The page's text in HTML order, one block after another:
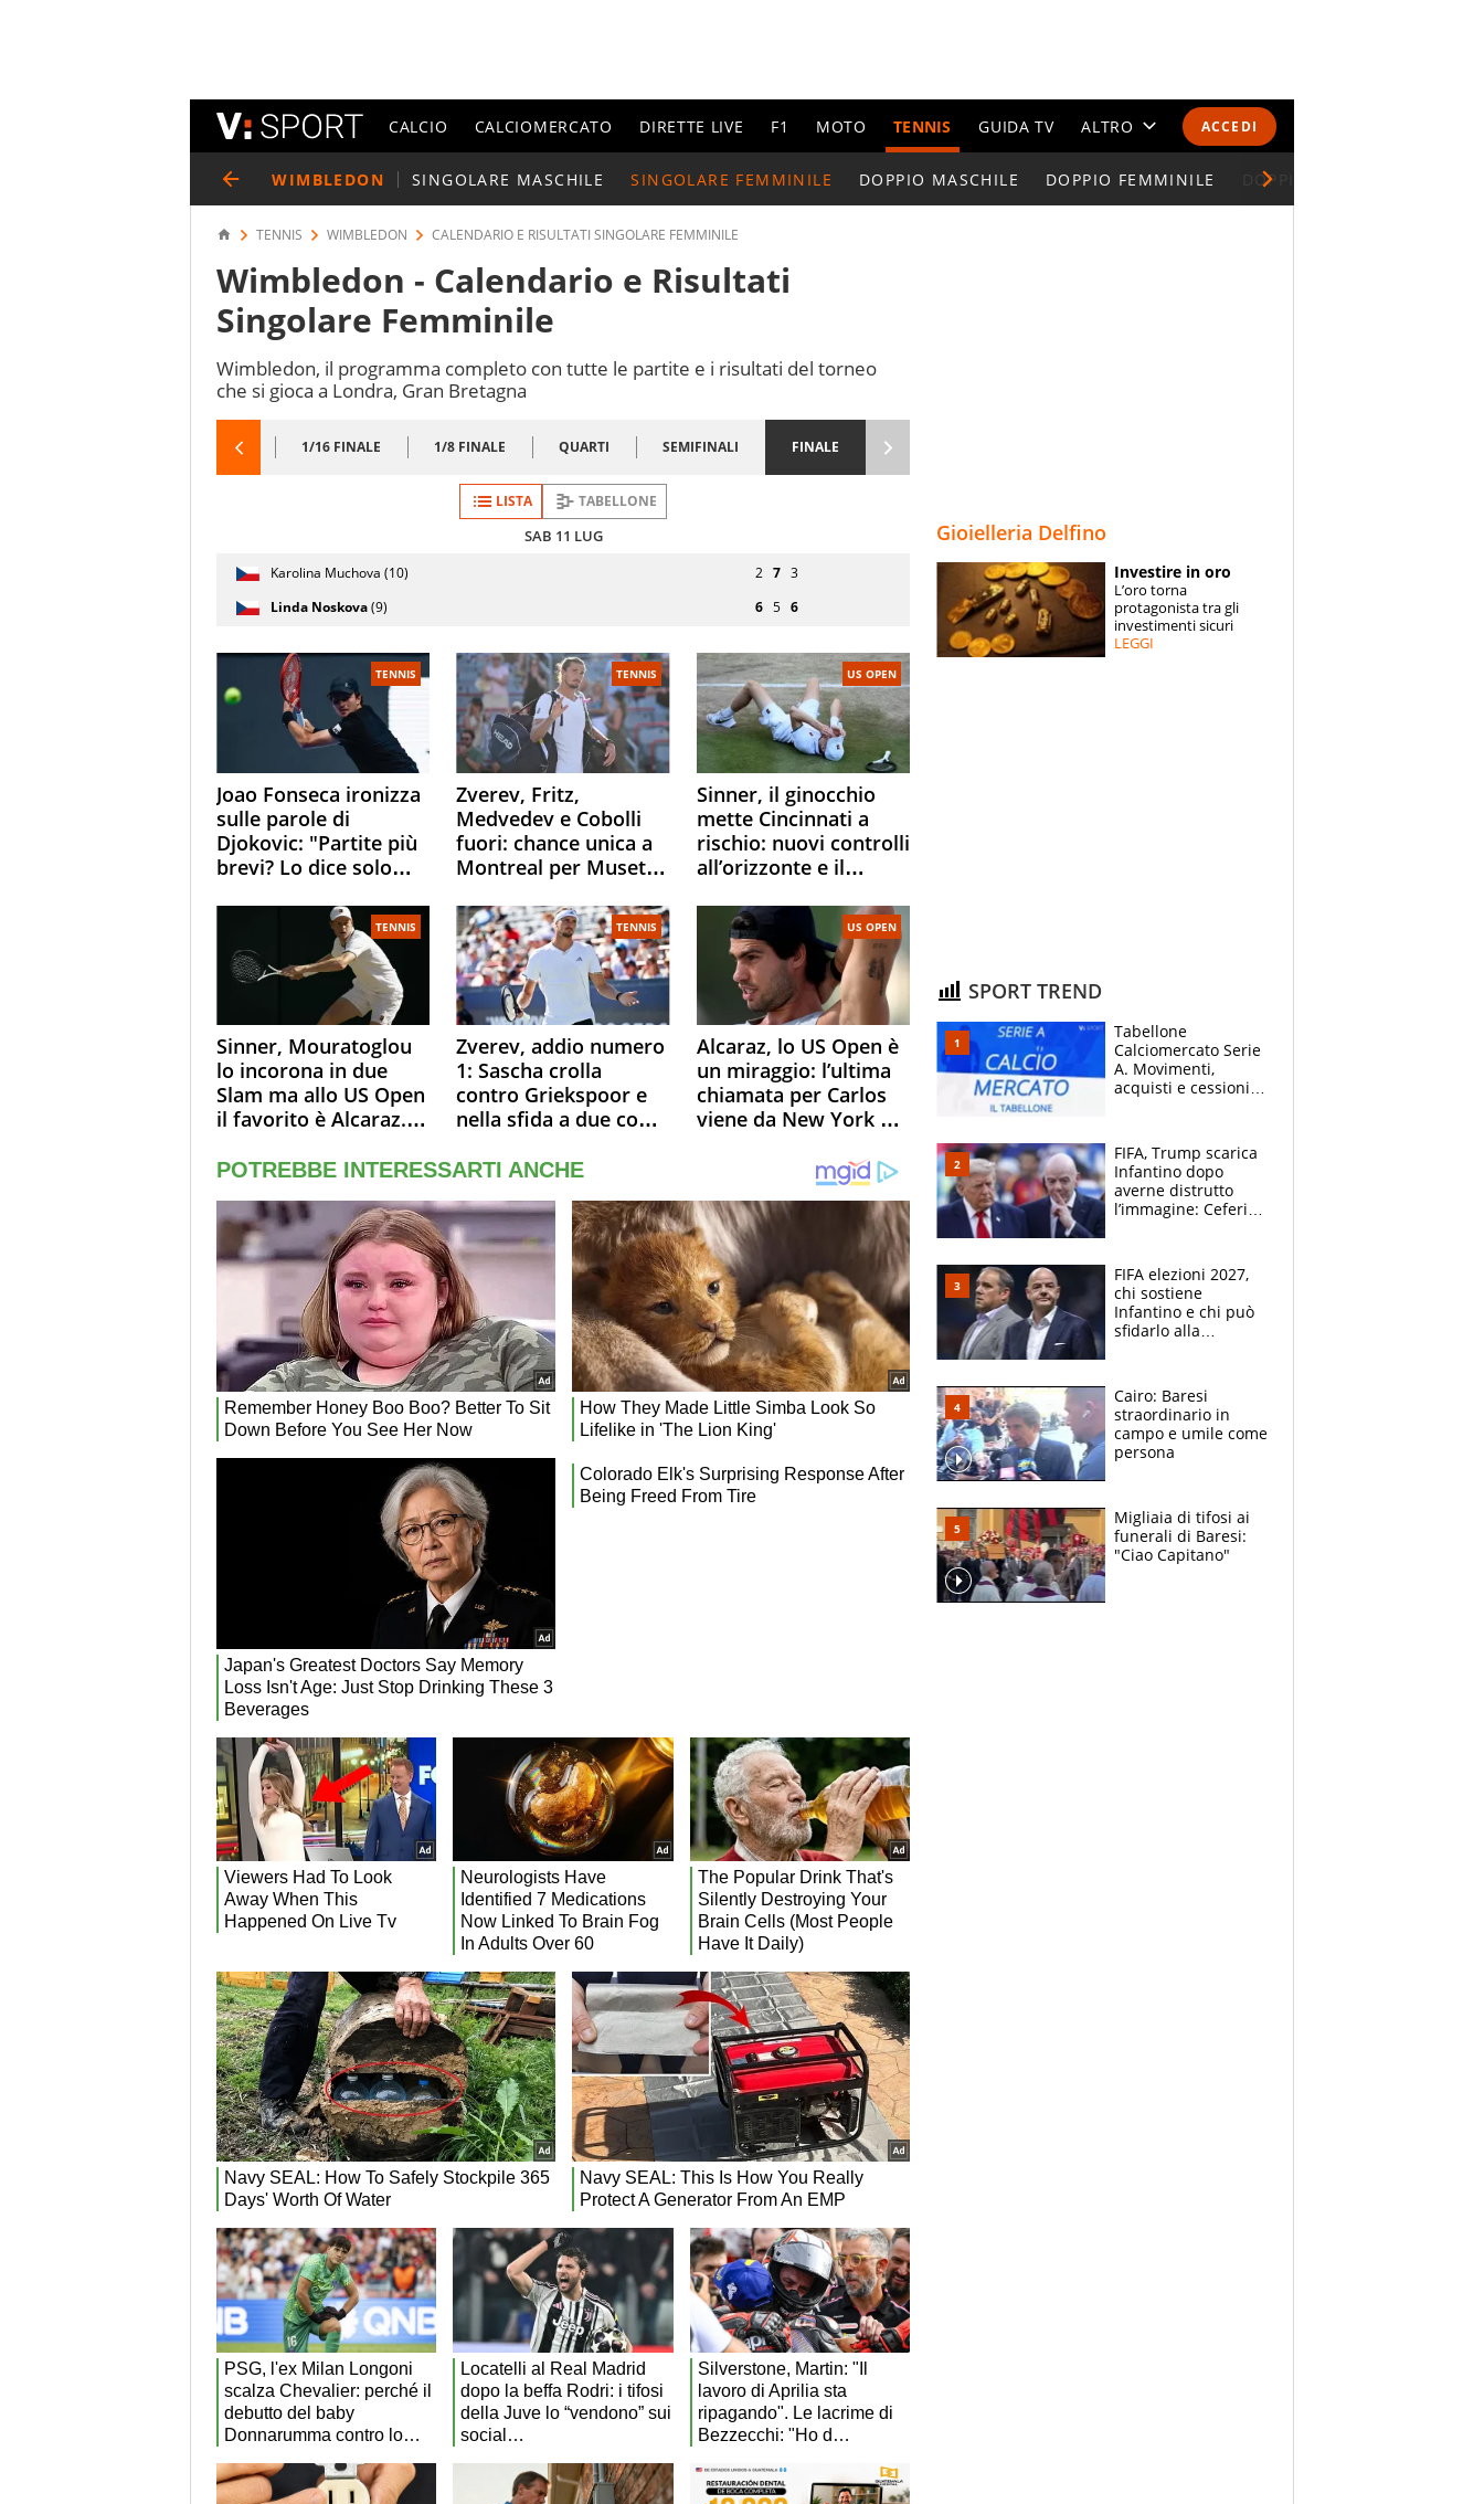
ACCEDI
CALCIO CALCIOMERCATO DIRETTE LIVE F1 MOTO TENNIS GUIDA TV ALTRO
CALENDARI E CLASSIFICHE
ESPERTI
CONTATTI
WIMBLEDON SINGOLARE MASCHILE SINGOLARE FEMMINILE DOPPIO MASCHILE DOPPIO FEMMINILE DOPPIO MISTO
TENNIS WIMBLEDON CALENDARIO E RISULTATI SINGOLARE FEMMINILE
Wimbledon - Calendario e Risultati
Singolare Femminile
Wimbledon, il programma completo con tutte le partite e i risultati del torneo
che si gioca a Londra, Gran Bretagna
1/32 FINALE 1/16 FINALE 1/8 FINALE QUARTI SEMIFINALI FINALE
LISTA TABELLONE
SAB 11 LUG
Nazionalità
Giocatore
(posizione
serie)
Stato
Karolina Muchova (10) 2 7 3
Linda Noskova(9) 6 5 6
TENNIS
Joao Fonseca ironizza
sulle parole di
Djokovic: "Partite più
brevi? Lo dice solo
invecchiando..."
TENNIS
Zverev, Fritz,
Medvedev e Cobolli
fuori: chance unica a
Montreal per Musetti,
Sascha attacca le
palline
US OPEN
Sinner, il ginocchio
mette Cincinnati a
rischio: nuovi controlli
all’orizzonte e il
lo US Open
TENNIS
Sinner, Mouratoglou
lo incorona in due
Slam ma allo US Open
il favorito è Alcaraz.
museo
TENNIS
Zverev, addio numero
1: Sascha crolla
contro Griekspoor e
nella sfida a due con
terzo. Quanti malori a
US OPEN
Alcaraz, lo US Open è
un miraggio: l’ultima
chiamata per Carlos
viene da New York e
Serena Williams
Gioielleria Delfino
Investire in oro
L’oro torna
protagonista tra gli
investimenti sicuri
LEGGI
SPORT TREND
Tabellone
Calciomercato Serie
A. Movimenti,
acquisti e cessioni:
FIFA, Trump scarica
Infantino dopo
averne distrutto
l’immagine: Ceferin
contrattacco
FIFA elezioni 2027,
chi sostiene
Infantino e chi può
sfidarlo alla
calcio
Cairo: Baresi
straordinario in
campo e umile come
persona
Migliaia di tifosi ai
funerali di Baresi:
"Ciao Capitano"